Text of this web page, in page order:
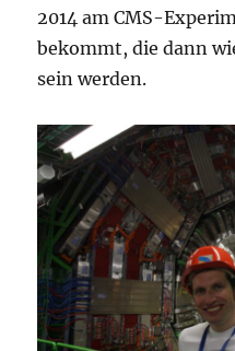
2014 am CMS-
bekommt, die dann
sein werden.